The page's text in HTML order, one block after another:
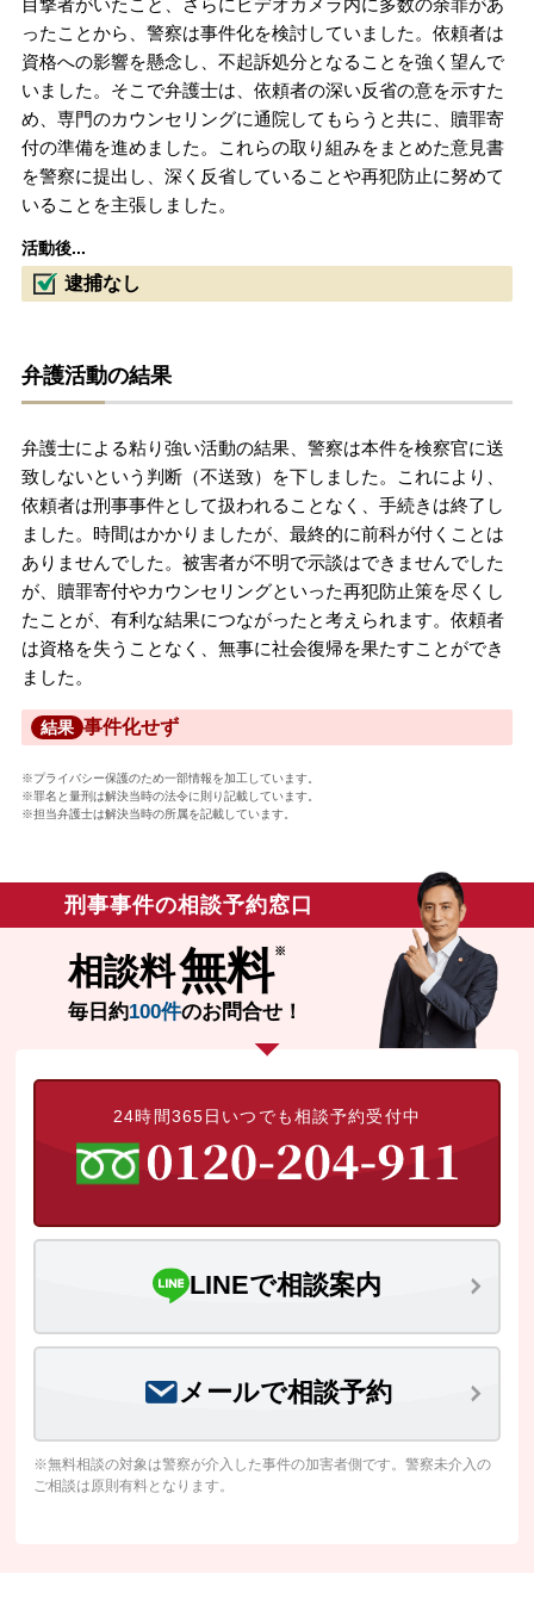
目撃者がいたこと、さらにビデオカメラ内に多数の余罪があ
ったことから、警察は事件化を検討していました。依頼者は
資格への影響を懸念し、不起訴処分となることを強く望んで
いました。そこで弁護士は、依頼者の深い反省の意を示すた
め、専門のカウンセリングに通院してもらうと共に、贖罪寄
付の準備を進めました。これらの取り組みをまとめた意見書
を警察に提出し、深く反省していることや再犯防止に努めて
いることを主張しました。
活動後...
逮捕なし
弁護活動の結果
弁護士による粘り強い活動の結果、警察は本件を検察官に送
致しないという判断（不送致）を下しました。これにより、
依頼者は刑事事件として扱われることなく、手続きは終了し
ました。時間はかかりましたが、最終的に前科が付くことは
ありませんでした。被害者が不明で示談はできませんでした
が、贖罪寄付やカウンセリングといった再犯防止策を尽くし
たことが、有利な結果につながったと考えられます。依頼者
は資格を失うことなく、無事に社会復帰を果たすことができ
ました。
結果 事件化せず
※プライバシー保護のため一部情報を加工しています。
※罪名と量刑は解決当時の法令に則り記載しています。
※担当弁護士は解決当時の所属を記載しています。
刑事事件の相談予約窓口
相談料無料
毎日約100件のお問合せ！
24時間365日いつでも相談予約受付中
LINEで相談案内
メールで相談予約
※無料相談の対象は警察が介入した事件の加害者側です。警察未介入の
ご相談は原則有料となります。